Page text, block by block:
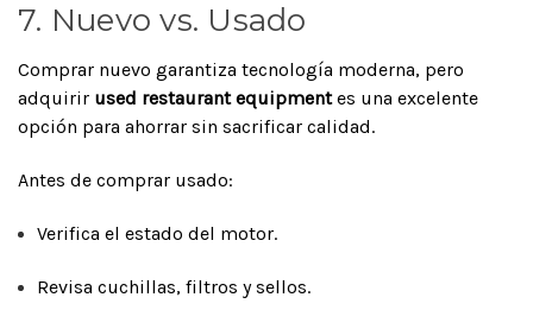
7. Nuevo vs. Usado
Comprar nuevo garantiza tecnología moderna, pero
adquirir used restaurant equipmentes una excelente
opción para ahorrar sin sacrificar calidad.
Antes de comprar usado:
Verifica el estado del motor.
Revisa cuchillas, filtros y sellos.